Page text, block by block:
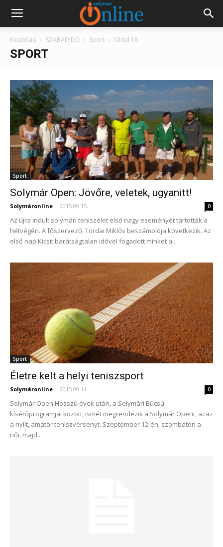
Kezdőlap SZABADIDŐ Sport Oldal 18
SPORT
Sport
Solymár Open: Jövőre, veletek, ugyanitt!
Solymáronline - 2015.09.15. 0
Az újra indult solymári teniszélet első nagy eseményét tartották a
hétvégén. A főszervező, Tordai Miklós beszámolója következik. Az
első nap Kicsit barátságtalan idővel fogadott minket a...
Sport
Életre kelt a helyi teniszsport
Solymáronline - 2015.09.11. 0
Solymár Open Hosszú évek után, a Solymári Búcsú
kísérőprogramjai között, ismét megrendezik a Solymár Opent, azaz
a nyílt, amatőr teniszversenyt. Szeptember 12-én, szombaton a
női, majd...